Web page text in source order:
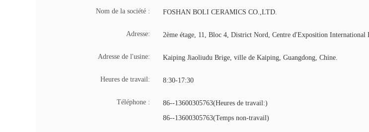
Nom de la société : FOSHAN BOLI CERAMICS CO.,LTD.
Adresse: 2ème étage, 11, Bloc 4, District Nord, Centre d'Exposition International
Adresse de l'usine: Kaiping Jiaoliudu Brige, ville de Kaiping, Guangdong, Chine.
Heures de travail: 8:30-17:30
Téléphone :
86--13600305763(Heures de travail:)
86--13600305763(Temps non-travail)